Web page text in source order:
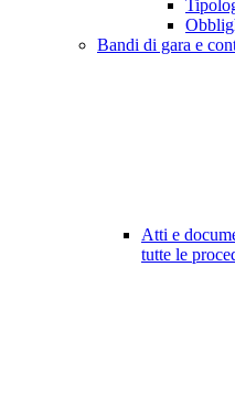
Bandi di gara e
Atti e
tutte le